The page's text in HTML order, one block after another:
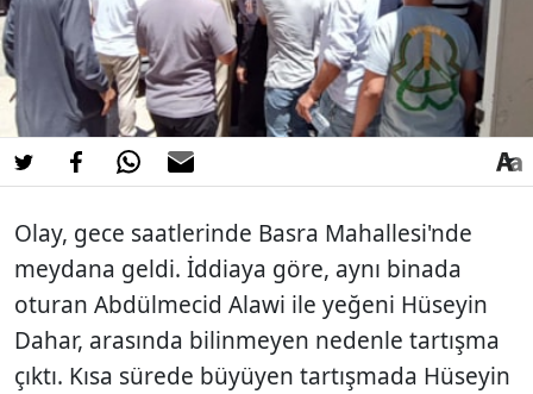
Olay, gece saatlerinde Basra Mahallesi'nde
meydana geldi. İddiaya göre, aynı binada
oturan Abdülmecid Alawi ile yeğeni Hüseyin
Dahar, arasında bilinmeyen nedenle tartışma
çıktı. Kısa sürede büyüyen tartışmada Hüseyin